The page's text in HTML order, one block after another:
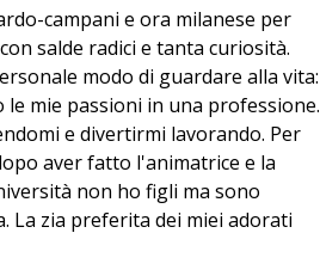
campani e ora milanese per
salde radici e tanta curiosità.
modo di guardare alla vita:
mie passioni in una professione.
e divertirmi lavorando. Per
aver fatto l'animatrice e la
non ho figli ma sono
La zia preferita dei miei adorati